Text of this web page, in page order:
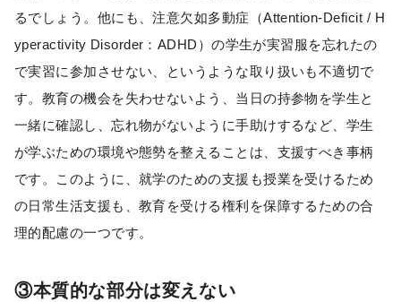
るでしょう。他にも、注意欠如多動症（Attention-Deﬁcit / H
yperactivity Disorder：ADHD）の学生が実習服を忘れたの
で実習に参加させない、というような取り扱いも不適切で
す。教育の機会を失わせないよう、当日の持参物を学生と
一緒に確認し、忘れ物がないように手助けするなど、学生
が学ぶための環境や態勢を整えることは、支援すべき事柄
です。このように、就学のための支援も授業を受けるため
の日常生活支援も、教育を受ける権利を保障するための合
理的配慮の一つです。
③本質的な部分は変えない